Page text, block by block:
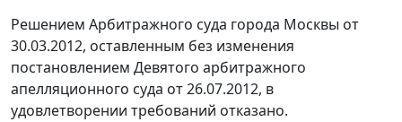
Решением Арбитражного суда города Москвы от
30.03.2012, оставленным без изменения
постановлением Девятого арбитражного
апелляционного суда от 26.07.2012, в
удовлетворении требований отказано.